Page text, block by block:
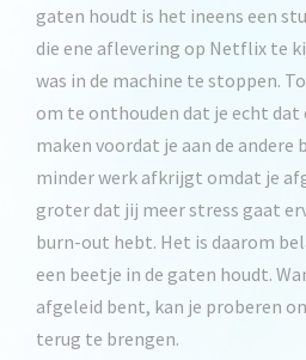
gaten houdt is het ineens een
die ene aflevering op Netflix te
was in de machine te stoppen.
om te onthouden dat je echt
maken voordat je aan de andere
minder werk afkrijgt omdat je
groter dat jij meer stress gaat
burn-out hebt. Het is daarom
een beetje in de gaten houdt.
afgeleid bent, kan je proberen
terug te brengen.